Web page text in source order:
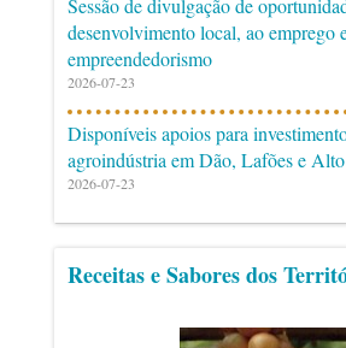
Sessão de divulgação de
desenvolvimento local, ao emprego
empreendedorismo
2026-07-23
Disponíveis apoios para
agroindústria em Dão, Lafões e
2026-07-23
Receitas e Sabores dos